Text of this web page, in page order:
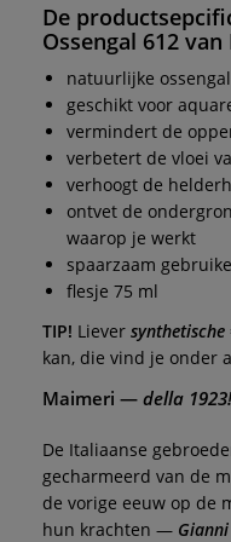
De
Ossengal 612 van
natuurlijke ossengal
geschikt voor
vermindert de
verbetert de vloei
verhoogt de
ontvet de
waarop je werkt
spaarzaam
flesje 75 ml
TIP! Liever
kan, die vind je onder
Maimeri — della 1923!
De Italiaanse
gecharmeerd van de
de vorige eeuw op de
hun krachten — Gianni